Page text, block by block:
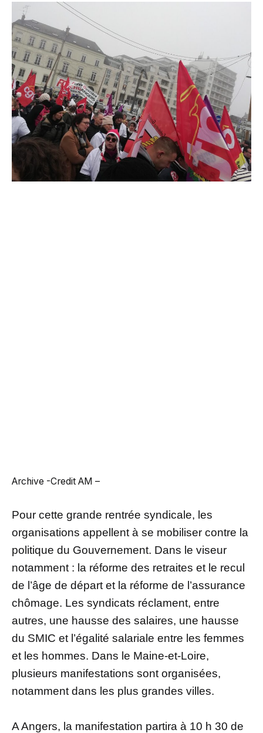
Archive -Credit AM –
Pour cette grande rentrée syndicale, les
organisations appellent à se mobiliser contre la
politique du Gouvernement. Dans le viseur
notamment : la réforme des retraites et le recul
de l’âge de départ et la réforme de l’assurance
chômage. Les syndicats réclament, entre
autres, une hausse des salaires, une hausse
du SMIC et l’égalité salariale entre les femmes
et les hommes. Dans le Maine-et-Loire,
plusieurs manifestations sont organisées,
notamment dans les plus grandes villes.
A Angers, la manifestation partira à 10 h 30 de